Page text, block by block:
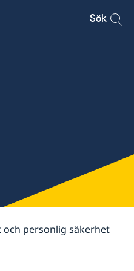
Sök
och personlig säkerhet